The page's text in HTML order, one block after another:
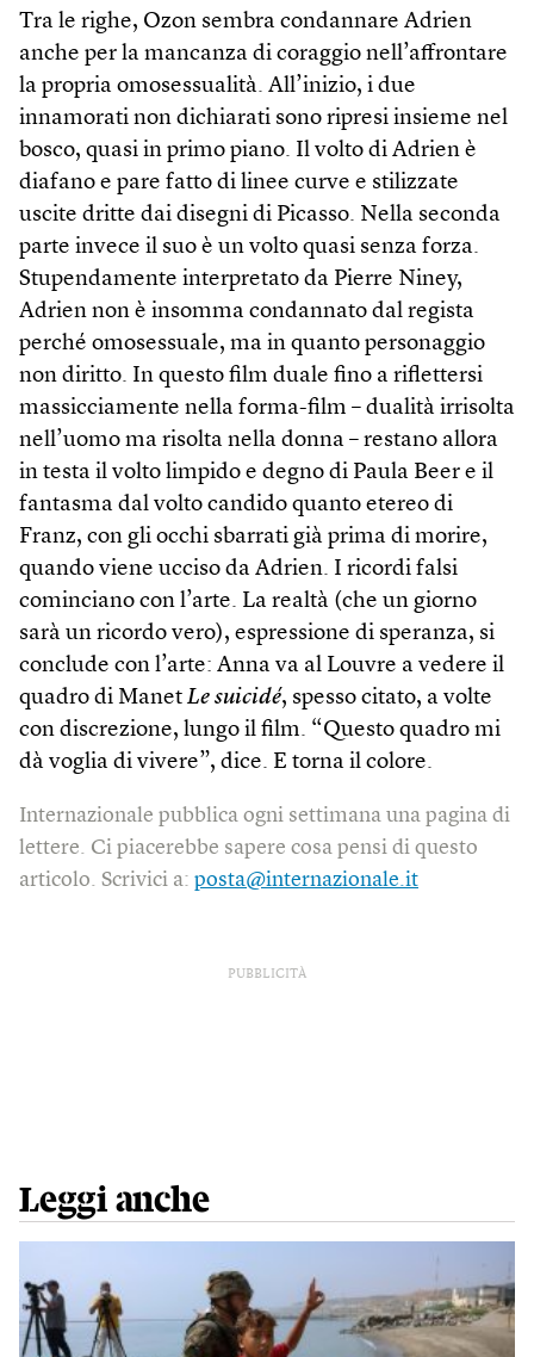
Tra le righe, Ozon sembra condannare Adrien
anche per la mancanza di coraggio nell’affrontare
la propria omosessualità. All’inizio, i due
innamorati non dichiarati sono ripresi insieme nel
bosco, quasi in primo piano. Il volto di Adrien è
diafano e pare fatto di linee curve e stilizzate
uscite dritte dai disegni di Picasso. Nella seconda
parte invece il suo è un volto quasi senza forza.
Stupendamente interpretato da Pierre Niney,
Adrien non è insomma condannato dal regista
perché omosessuale, ma in quanto personaggio
non diritto. In questo film duale fino a riflettersi
massicciamente nella forma-film – dualità irrisolta
nell’uomo ma risolta nella donna – restano allora
in testa il volto limpido e degno di Paula Beer e il
fantasma dal volto candido quanto etereo di
Franz, con gli occhi sbarrati già prima di morire,
quando viene ucciso da Adrien. I ricordi falsi
cominciano con l’arte. La realtà (che un giorno
sarà un ricordo vero), espressione di speranza, si
conclude con l’arte: Anna va al Louvre a vedere il
quadro di Manet Le suicidé, spesso citato, a volte
con discrezione, lungo il film. “Questo quadro mi
dà voglia di vivere”, dice. E torna il colore.
Internazionale pubblica ogni settimana una pagina di
lettere. Ci piacerebbe sapere cosa pensi di questo
articolo. Scrivici a: posta@internazionale.it
PUBBLICITÀ
Leggi anche